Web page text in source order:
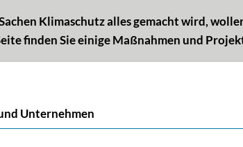
Klimaschutz alles gemacht wird,
finden Sie einige Maßnahmen und
Unternehmen